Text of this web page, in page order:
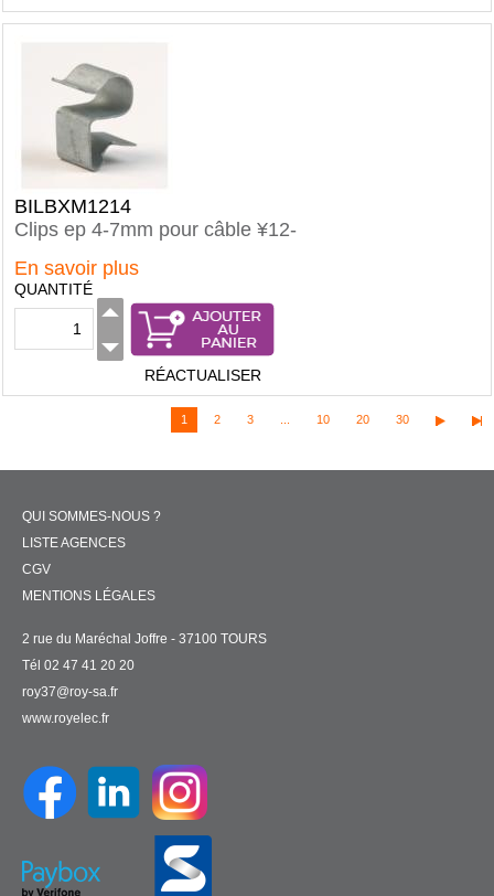
BILBXM1214
Clips ep 4-7mm pour câble ¥12-
En savoir plus
QUANTITÉ
RÉACTUALISER
1 2 3 10 20 30
QUI SOMMES-NOUS ?
LISTE AGENCES
CGV
MENTIONS LÉGALES
2 rue du Maréchal Joffre - 37100 TOURS
Tél 02 47 41 20 20
roy37@roy-sa.fr
www.royelec.fr